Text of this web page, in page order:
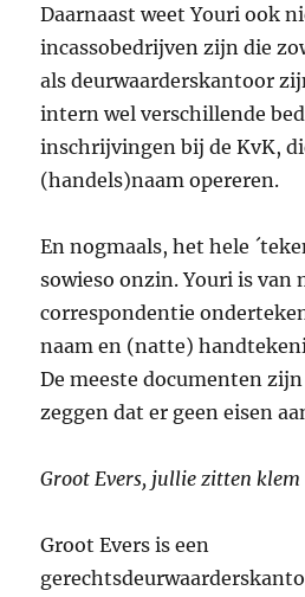
Daarnaast weet Youri ook
incassobedrijven zijn die
als deurwaarderskantoor
intern wel verschillende
inschrijvingen bij de KvK,
(handels)naam opereren.
En nogmaals, het hele
sowieso onzin. Youri is van
correspondentie
naam en (natte)
De meeste documenten
zeggen dat er geen eisen
Groot Evers, jullie zitten klem
Groot Evers is een